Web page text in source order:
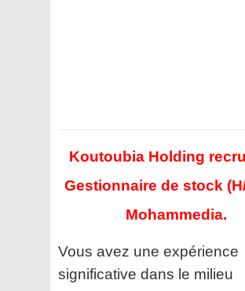
Koutoubia Holding
Gestionnaire de stock
Mohammedia.
Vous avez une expérience
significative dans le milieu